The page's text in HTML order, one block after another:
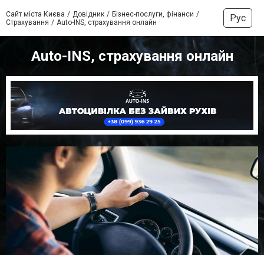
Сайт міста Києва Довідник
Бізнес-послуги, фінанси
Страхування
Auto-INS, страхування онлайн Рус
Auto-INS, страхування онлайн